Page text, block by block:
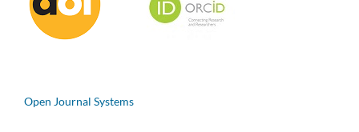
Open Journal Systems